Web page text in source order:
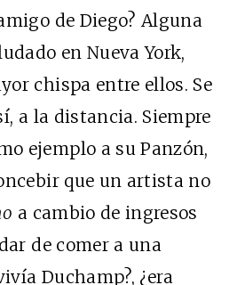
de Diego? Alguna
en Nueva York,
chispa entre ellos. Se
a la distancia. Siempre
ejemplo a su Panzón,
que un artista no
a cambio de ingresos
de comer a una
Duchamp?, ¿era